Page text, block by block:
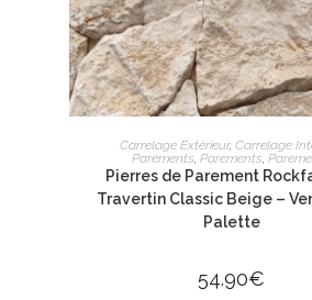
AJOUTER AU PANIER
Carrelage Extérieur, Carrelage
Parements ,Parements ,
Pierres de Parement
Travertin Classic Beige –
Palette
54.90€